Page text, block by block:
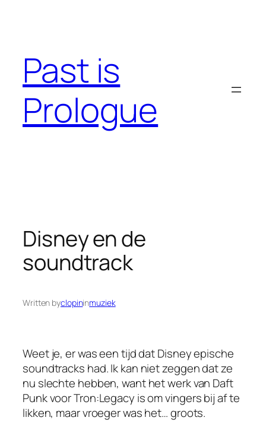
Past is
Prologue
Disney en de
soundtrack
Written byclopininmuziek
Weet je, er was een tijd dat Disney epische
soundtracks had. Ik kan niet zeggen dat ze
nu slechte hebben, want het werk van Daft
Punk voor Tron:Legacy is om vingers bij af te
likken, maar vroeger was het… groots.